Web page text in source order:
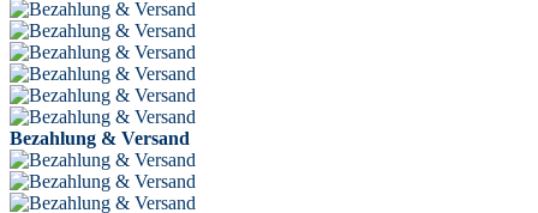
Bezahlung & Versand